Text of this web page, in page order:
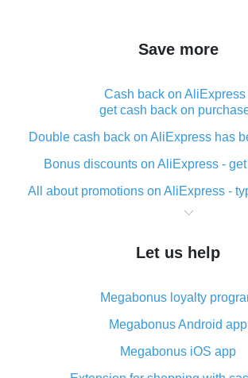
Save more
Cash back on AliExpress
get cash back on
Double cash back on AliExpress has
Bonus discounts on AliExpress -
All about promotions on AliExpress -
What is cash back when making
The best place to download cash back
What is the AliExpress cash back
its advantages
Cash back from the AliExpress
advantages of the plugin
Let us help
Megabonus loyalty
Megabonus Android app
Megabonus iOS app